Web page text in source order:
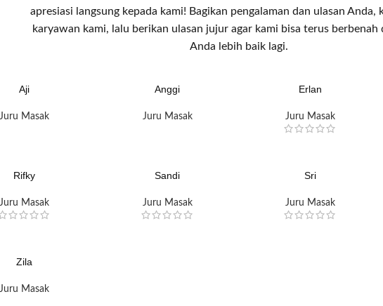
apresiasi langsung kepada kami! Bagikan pengalaman dan ulasan Anda,
karyawan kami, lalu berikan ulasan jujur agar kami bisa terus berbenah
Anda lebih baik lagi.
Aji
Juru Masak
Anggi
Juru Masak
Erlan
Juru Masak
Rifky
Juru Masak
Sandi
Juru Masak
Sri
Juru Masak
Zila
Juru Masak